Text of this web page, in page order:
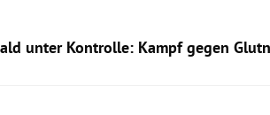
unter Kontrolle: Kampf gegen